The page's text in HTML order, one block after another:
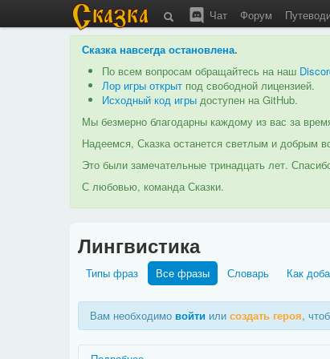
Чат Форум
Сказка навсегда остановлена.
По всем вопросам обращайтесь на наш
Лор игры открыт под свободной лицензией.
Исходный код игры доступен на GitHub.
Мы безмерно благодарны каждому из вас за
Надеемся, Сказка останется светлым и добрым
Это были замечательные тринадцать лет.
С любовью, команда Сказки.
Лингвистика
Типы фраз Все фразы Словарь Как
Вам необходимо войти или создать героя,